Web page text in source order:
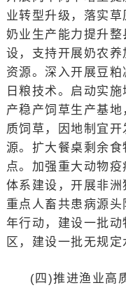
业转型升级，落实
奶业生产能力提升
设，支持开展奶农
资源。深入开展豆
日粮技术。启动实
产稳产饲草生产基
质饲草，因地制宜
源。扩大餐桌剩余
点。加强重大动物
体系建设，开展非
重点人畜共患病源
年行动，建设一批
区，建设一批无规定
(四)推进渔业高